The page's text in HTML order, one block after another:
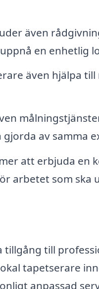
även
en enhetlig
även hjälpa till
av samma
att erbjuda en
arbetet som ska
tillgång till
tapetserare
anpassad